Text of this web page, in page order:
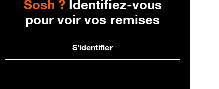
Sosh ?Identifiez-vous
pour voir vos remises
S'identifier